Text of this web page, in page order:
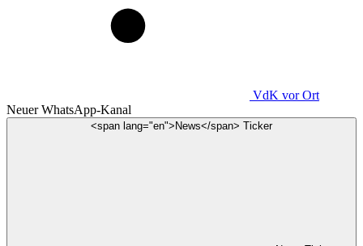
VdK vor Ort
Neuer WhatsApp-Kanal
<span lang="en">News</span> Ticker